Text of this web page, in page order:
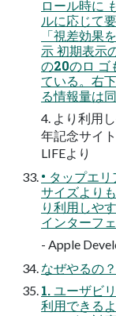
ロール時に
ルに応じて
「視差効果
示 初期表示
の20のロ ゴ
ている。右
る情報量は同
4. より利用
年記念サイ
LIFEより
• タップエ
サイズより
り利用しや
インターフ
- Apple
なぜやるの？
1. ユーザビ
利用できる